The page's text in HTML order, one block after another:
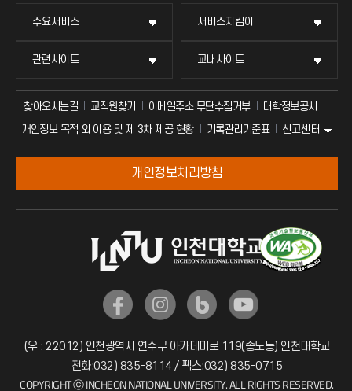
주요서비스 서비스지킴이
관련사이트 교내사이트
찾아오시는길 교직원찾기 이메일주소 무단수집거부
대학정보공시
개인정보 목적 외 이용 및 제 3차 제공 현황
기록관리기준표 신고센터
개인정보처리방침
(우 : 22012) 인천광역시 연수구 아카데미로 119(송도동) 인천대학교
전화:032) 835-8114 / 팩스:032) 835-0715
COPYRIGHT ⓒ INCHEON NATIONAL UNIVERSITY. ALL RIGHTS RESERVED.